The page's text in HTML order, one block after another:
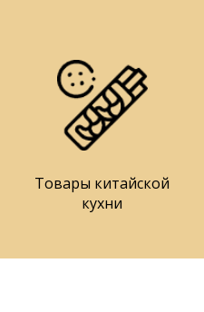
Товары китайской
кухни